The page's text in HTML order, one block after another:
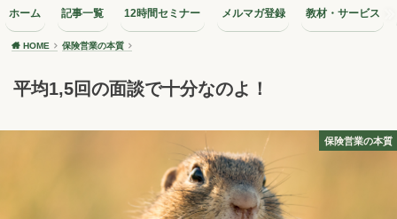
ホーム 記事一覧 12時間セミナー メルマガ登録 教材・サービス
HOME 保険営業の本質
平均1,5回の面談で十分なのよ！
保険営業の本質